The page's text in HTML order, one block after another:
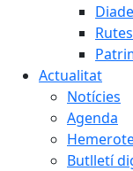
Actualitat
Notícies
Agenda
Butlletí